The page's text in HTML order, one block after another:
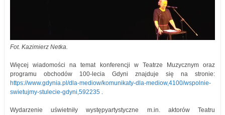
Fot. Kazimierz Netka.
Więcej wiadomości na temat konferencji w Teatrze Muzycznym oraz
programu obchodów 100-lecia Gdyni znajduje się na stronie:
https://www.gdynia.pl/dla-mediow/komunikaty-dla-mediow,4100/wspolnie-
swietujmy-stulecie-gdyni,592235 .
Wydarzenie uświetniły występyartystyczne m.in. aktorów Teatru